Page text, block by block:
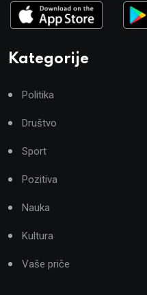
Kategorije
Politika
Društvo
Sport
Pozitiva
Nauka
Kultura
Vaše priče